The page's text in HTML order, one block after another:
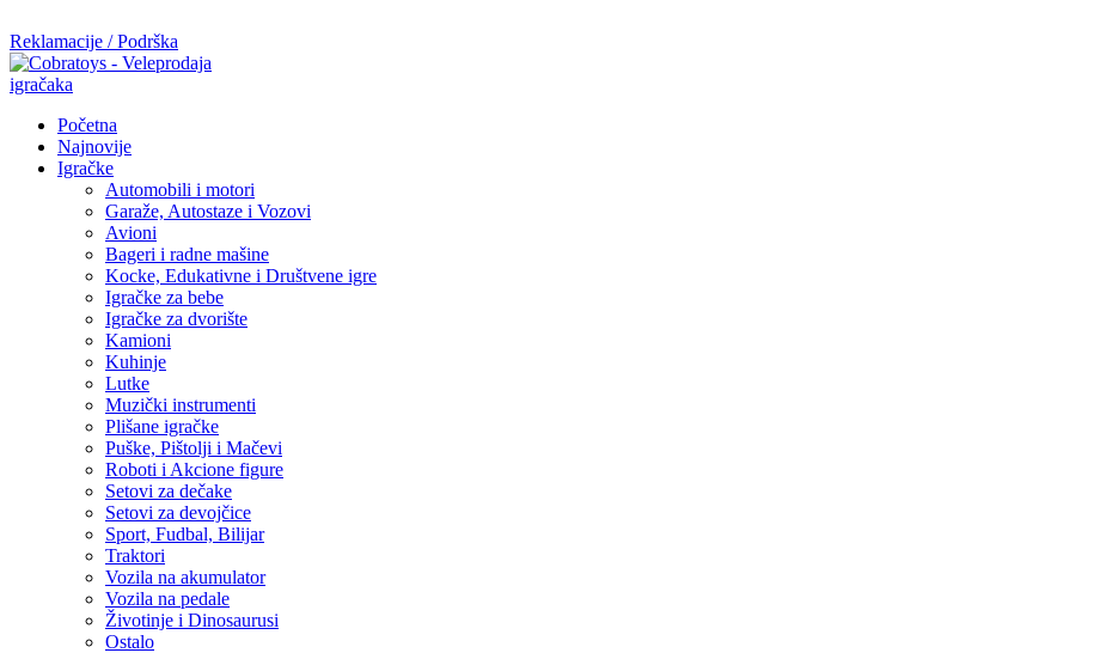
Reklamacije / Podrška
Početna
Najnovije
Igračke
Automobili i motori
Garaže, Autostaze i Vozovi
Avioni
Bageri i radne mašine
Kocke, Edukativne i Društvene igre
Igračke za bebe
Igračke za dvorište
Kamioni
Kuhinje
Lutke
Muzički instrumenti
Plišane igračke
Puške, Pištolji i Mačevi
Roboti i Akcione figure
Setovi za dečake
Setovi za devojčice
Sport, Fudbal, Bilijar
Traktori
Vozila na akumulator
Vozila na pedale
Životinje i Dinosaurusi
Ostalo